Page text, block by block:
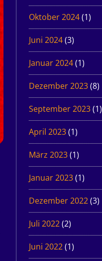
Oktober 2024(1)
Juni 2024(3)
Januar 2024(1)
Dezember 2023(8)
September 2023(1)
April 2023(1)
März 2023(1)
Januar 2023(1)
Dezember 2022(3)
Juli 2022(2)
Juni 2022(1)